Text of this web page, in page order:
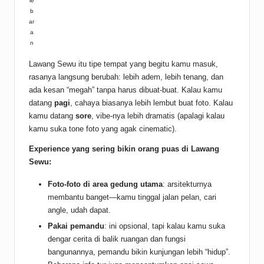
b
ar
a
n
Lawang Sewu itu tipe tempat yang begitu kamu masuk,
rasanya langsung berubah: lebih adem, lebih tenang, dan
ada kesan “megah” tanpa harus dibuat-buat. Kalau kamu
datang pagi , cahaya biasanya lebih lembut buat foto. Kalau
kamu datang sore , vibe-nya lebih dramatis (apalagi kalau
kamu suka tone foto yang agak cinematic).
Experience yang sering bikin orang puas di Lawang
Sewu:
Foto-foto di area gedung utama: arsitekturnya
membantu banget—kamu tinggal jalan pelan, cari
angle, udah dapat.
Pakai pemandu: ini opsional, tapi kalau kamu suka
dengar cerita di balik ruangan dan fungsi
bangunannya, pemandu bikin kunjungan lebih “hidup”.